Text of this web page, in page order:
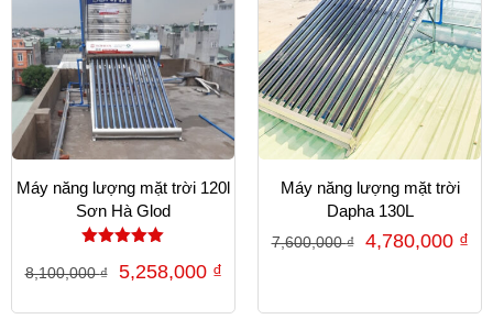
Máy năng lượng mặt trời 120l
Sơn Hà Glod
hạng
8,100,000₫ 5,258,000 ₫
Máy năng lượng mặt trời
Dapha 130L
7,600,000₫ 4,780,000 ₫